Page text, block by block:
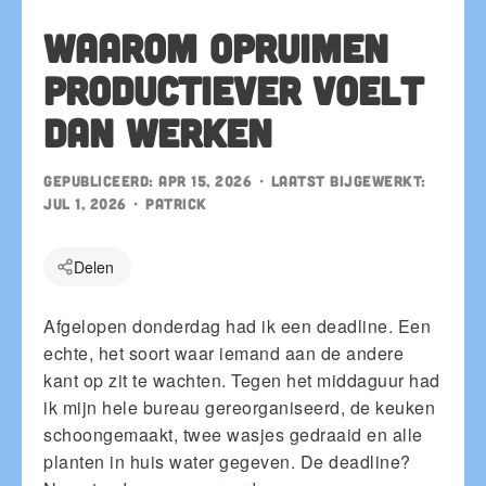
Waarom opruimen
productiever voelt
dan werken
Gepubliceerd: Apr 15, 2026 • Laatst bijgewerkt:
Jul 1, 2026 • patrick
Delen
Afgelopen donderdag had ik een deadline. Een
echte, het soort waar iemand aan de andere
kant op zit te wachten. Tegen het middaguur had
ik mijn hele bureau gereorganiseerd, de keuken
schoongemaakt, twee wasjes gedraaid en alle
planten in huis water gegeven. De deadline?